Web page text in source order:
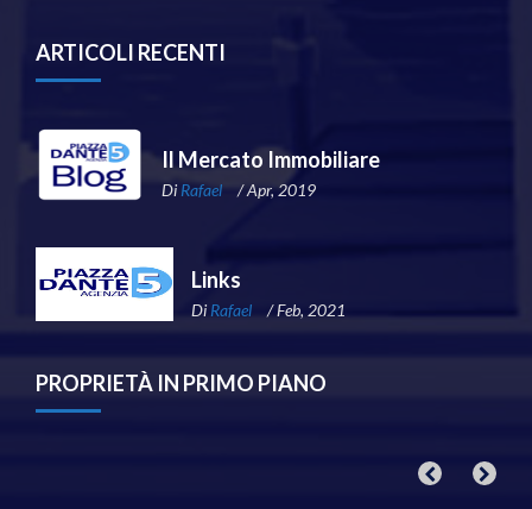
ARTICOLI RECENTI
Il Mercato Immobiliare
Di Rafael / Apr, 2019
Links
DiRafael / Feb, 2021
PROPRIETÀ IN PRIMO PIANO